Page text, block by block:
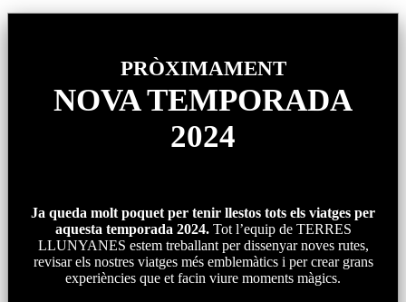
PRÒXIMAMENT
NOVA TEMPORADA
2024
Ja queda molt poquet per tenir llestos tots els viatges per
aquesta temporada 2024. Tot l’equip de TERRES
LLUNYANES estem treballant per dissenyar noves rutes,
revisar els nostres viatges més emblemàtics i per crear grans
experiències que et facin viure moments màgics.